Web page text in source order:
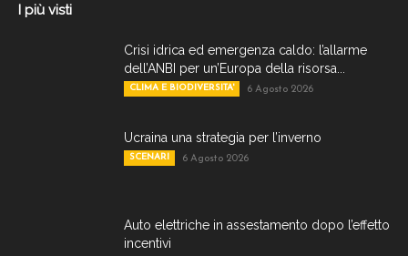
I più visti
Crisi idrica ed emergenza caldo: l’allarme
dell’ANBI per un’Europa della risorsa...
CLIMA E BIODIVERSITA' 6 Agosto 2026
Ucraina una strategia per l’inverno
SCENARI 6 Agosto 2026
Auto elettriche in assestamento dopo l’effetto
incentivi